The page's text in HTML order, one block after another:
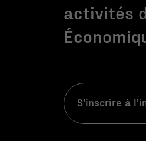
activités
S'inscrire à